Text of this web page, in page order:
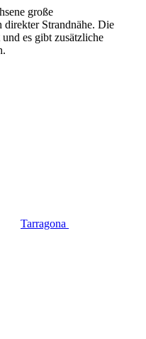
große
direkter Strandnähe. Die
es gibt zusätzliche
Tarragona